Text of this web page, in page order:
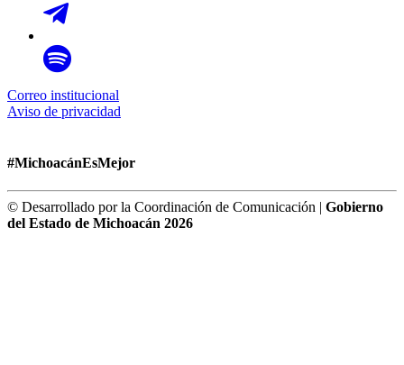
Correo institucional
Aviso de privacidad
#MichoacánEsMejor
© Desarrollado por la Coordinación de Comunicación | Gobierno
del Estado de Michoacán 2026